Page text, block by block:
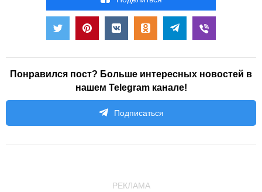
Понравился пост? Больше интересных новостей в
нашем Telegram канале!
Подписаться
РЕКЛАМА